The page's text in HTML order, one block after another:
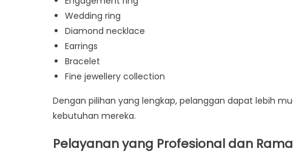
Wedding ring
Diamond necklace
Earrings
Bracelet
Fine jewellery collection
Dengan pilihan yang lengkap, pelanggan dapat lebih
kebutuhan mereka.
Pelayanan yang Profesional dan